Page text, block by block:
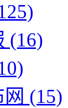
(16)
(15)